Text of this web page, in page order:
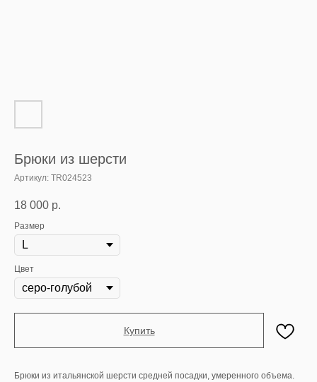
Брюки из шерсти
Артикул: TR024523
18 000 р.
Размер
Цвет
Купить
Брюки из итальянской шерсти средней посадки, умеренного объема.